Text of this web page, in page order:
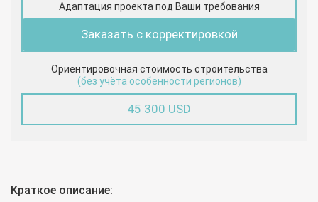
Адаптация проекта под Ваши требования
Заказать с корректировкой
Ориентировочная стоимость строительства
(без учёта особенности регионов)
45 300 USD
Краткое описание: